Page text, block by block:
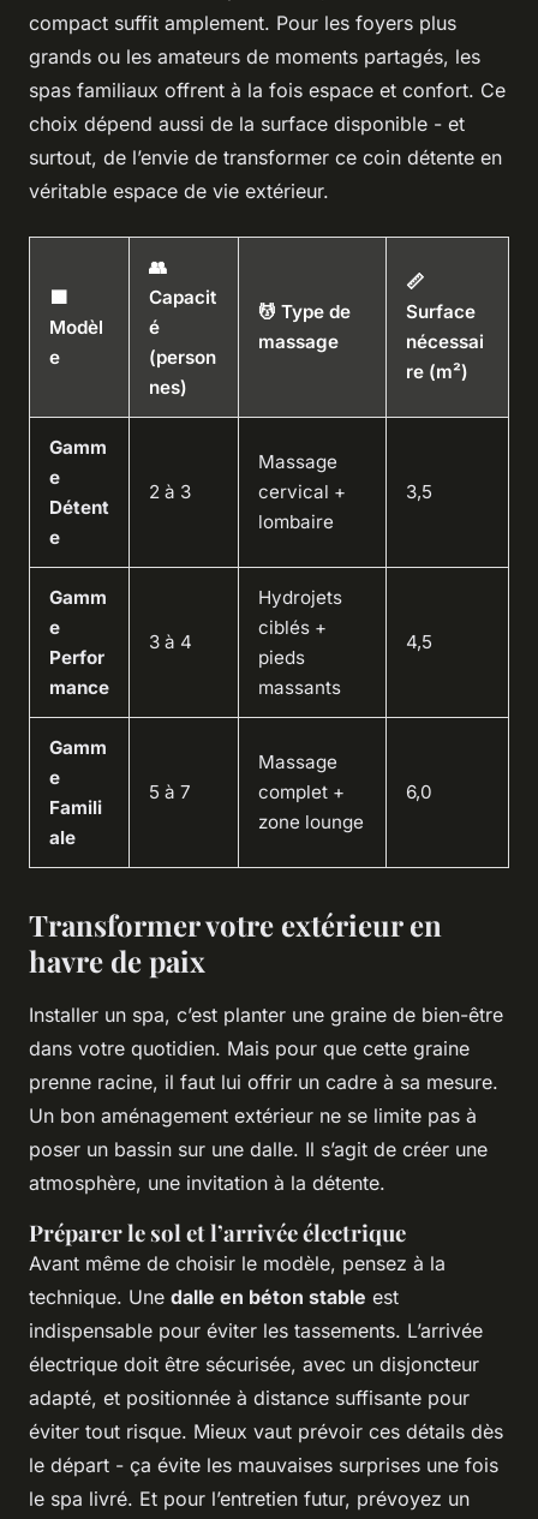
compact suffit amplement. Pour les foyers plus
grands ou les amateurs de moments partagés, les
spas familiaux offrent à la fois espace et confort. Ce
choix dépend aussi de la surface disponible - et
surtout, de l’envie de transformer ce coin détente en
véritable espace de vie extérieur.
🟩
Modèl
e
👥
Capacit
é
(person
nes)
💆 Type de
massage
📏
Surface
nécessai
re (m²)
Gamm
e
Détent
e
2 à 3
Massage
cervical +
lombaire
3,5
Gamm
e
Perfor
mance
3 à 4
Hydrojets
ciblés +
pieds
massants
4,5
Gamm
e
Famili
ale
5 à 7
Massage
complet +
zone lounge
6,0
Transformer votre extérieur en
havre de paix
Installer un spa, c’est planter une graine de bien-être
dans votre quotidien. Mais pour que cette graine
prenne racine, il faut lui offrir un cadre à sa mesure.
Un bon aménagement extérieur ne se limite pas à
poser un bassin sur une dalle. Il s’agit de créer une
atmosphère, une invitation à la détente.
Préparer le sol et l’arrivée électrique
Avant même de choisir le modèle, pensez à la
technique. Une dalle en béton stable est
indispensable pour éviter les tassements. L’arrivée
électrique doit être sécurisée, avec un disjoncteur
adapté, et positionnée à distance suffisante pour
éviter tout risque. Mieux vaut prévoir ces détails dès
le départ - ça évite les mauvaises surprises une fois
le spa livré. Et pour l’entretien futur, prévoyez un